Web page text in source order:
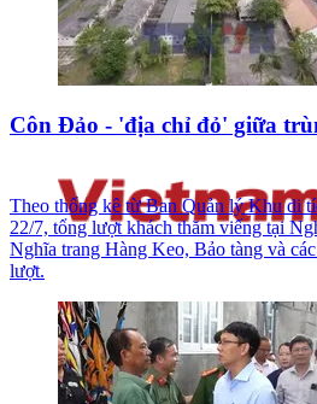
Côn Đảo - 'địa chỉ đỏ' giữa
Theo thống kê từ Ban Quản lý Khu di
22/7, tổng lượt khách thăm viếng tại
Nghĩa trang Hàng Keo, Bảo tàng và
lượt.